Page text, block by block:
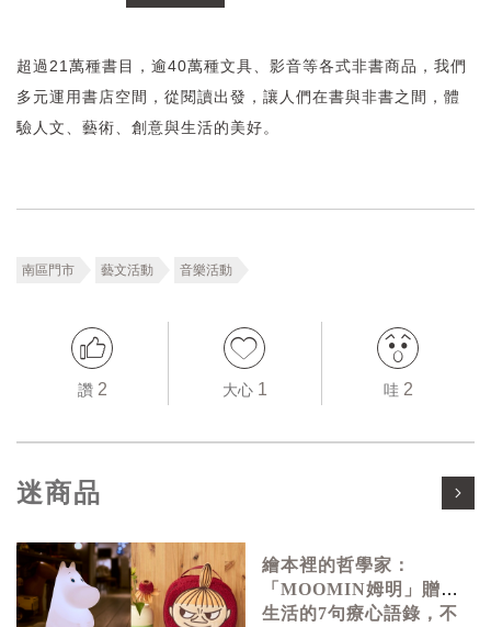
超過21萬種書目，逾40萬種文具、影音等各式非書商品，我們
多元運用書店空間，從閱讀出發，讓人們在書與非書之間，體
驗人文、藝術、創意與生活的美好。
南區門市 藝文活動 音樂活動
讚 2 大心 1 哇 2
迷商品
繪本裡的哲學家：
「MOOMIN姆明」贈予
生活的7句療心語錄，不